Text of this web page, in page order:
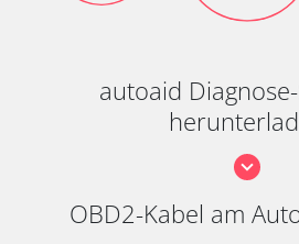
autoaid
OBD2-Kabel am